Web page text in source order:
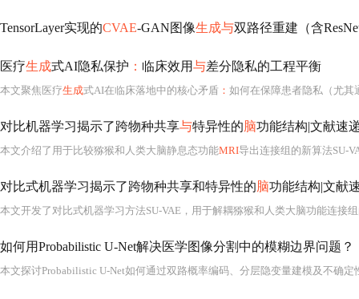
TensorLayer实现的CVAE-GAN图像生成与双路径重建（含
医疗生成式AI隐私保护 ： 临床效用与差分隐私的工程平衡
本文聚焦医疗生成式AI在临床落地中的核心矛盾 ： 如何在保障患者隐私（尤其
对比机器学习揭示了跨物种共享与特异性的脑功能结构|文献速
本文介绍了用于比较猕猴和人类大脑静息态功能MRI导出连接组的新算法SU-VAE。该算法以两物种未配对大脑功
对比式机器学习揭示了跨物种共享和特异性的脑功能结构|文献
如何用Probabilistic U-Net解决医学图像分割中的模糊边界问题？